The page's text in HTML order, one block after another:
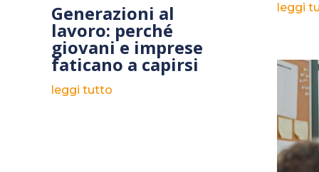
Generazioni al
lavoro: perché
giovani e imprese
faticano a capirsi
leggi tutto
leggi